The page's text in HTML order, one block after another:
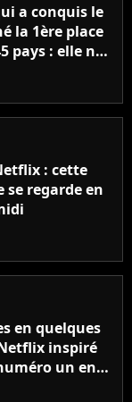
a conquis le
la 1ère place
pays : elle ne
et c'est
: cette
regarde en
en quelques
inspiré
un en